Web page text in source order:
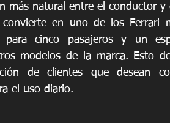
más natural entre el conductor y
en uno de los Ferrari
para cinco pasajeros y un
modelos de la marca. Esto
de clientes que desean
el uso diario.